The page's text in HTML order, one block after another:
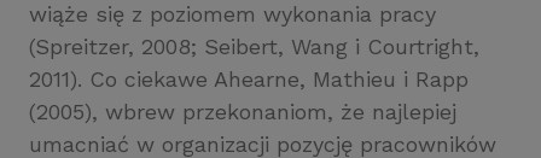
wiąże się z poziomem wykonania pracy
(Spreitzer, 2008; Seibert, Wang i Courtright,
2011). Co ciekawe Ahearne, Mathieu i Rapp
(2005), wbrew przekonaniom, że najlepiej
umacniać w organizacji pozycję pracowników